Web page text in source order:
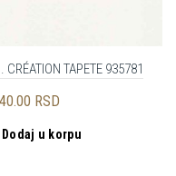
CRÉATION TAPETE 935781
RSD
Dodaj u korpu